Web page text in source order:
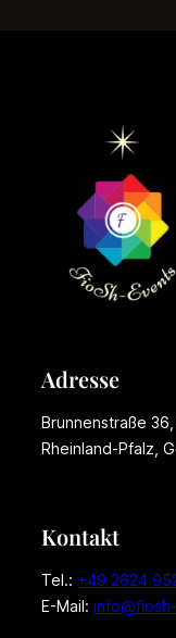
Adresse
Brunnenstraße
Rheinland-Pfalz,
Kontakt
Tel.: +49 2624
E-Mail: